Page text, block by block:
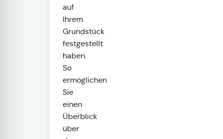
auf
Ihrem
Grundstück
festgestellt
haben.
So
ermöglichen
Sie
einen
Überblick
über